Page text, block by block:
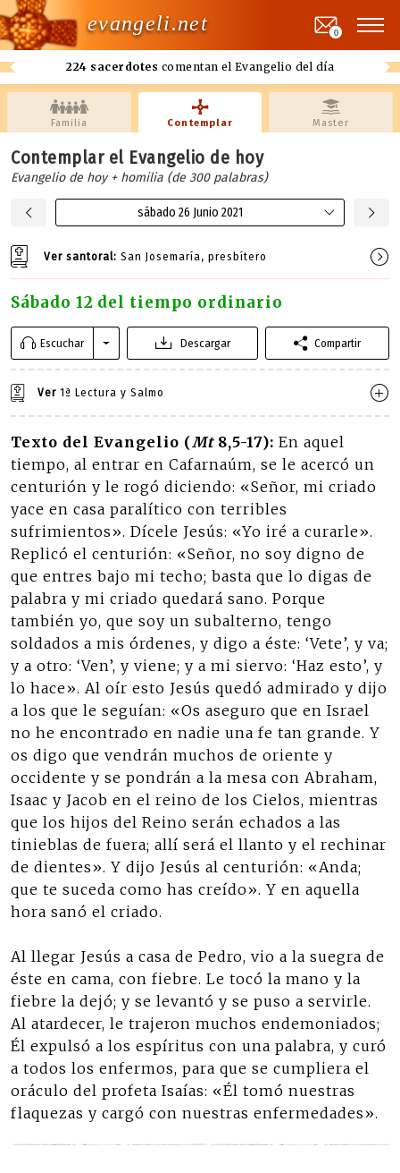
evangeli.net
224 sacerdotes comentan el Evangelio del día
0
Familia Contemplar Master
Contemplar el Evangelio de hoy
Evangelio de hoy + homilia (de 300 palabras)
sábado 26 Junio 2021
Ver santoral: San Josemaría, presbítero
Sábado 12 del tiempo ordinario
Escuchar Descargar Compartir
Ver 1ª Lectura y Salmo
Texto del Evangelio (Mt8,5-17): En aquel
tiempo, al entrar en Cafarnaúm, se le acercó un
centurión y le rogó diciendo: «Señor, mi criado
yace en casa paralítico con terribles
sufrimientos». Dícele Jesús: «Yo iré a curarle».
Replicó el centurión: «Señor, no soy digno de
que entres bajo mi techo; basta que lo digas de
palabra y mi criado quedará sano. Porque
también yo, que soy un subalterno, tengo
soldados a mis órdenes, y digo a éste: ‘Vete’, y va;
y a otro: ‘Ven’, y viene; y a mi siervo: ‘Haz esto’, y
lo hace». Al oír esto Jesús quedó admirado y dijo
a los que le seguían: «Os aseguro que en Israel
no he encontrado en nadie una fe tan grande. Y
os digo que vendrán muchos de oriente y
occidente y se pondrán a la mesa con Abraham,
Isaac y Jacob en el reino de los Cielos, mientras
que los hijos del Reino serán echados a las
tinieblas de fuera; allí será el llanto y el rechinar
de dientes». Y dijo Jesús al centurión: «Anda;
que te suceda como has creído». Y en aquella
hora sanó el criado.
Al llegar Jesús a casa de Pedro, vio a la suegra de
éste en cama, con fiebre. Le tocó la mano y la
fiebre la dejó; y se levantó y se puso a servirle.
Al atardecer, le trajeron muchos endemoniados;
Él expulsó a los espíritus con una palabra, y curó
a todos los enfermos, para que se cumpliera el
oráculo del profeta Isaías: «Él tomó nuestras
flaquezas y cargó con nuestras enfermedades».